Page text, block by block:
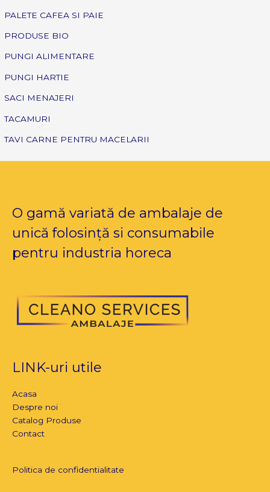
PALETE CAFEA SI PAIE
PRODUSE BIO
PUNGI ALIMENTARE
PUNGI HARTIE
SACI MENAJERI
TACAMURI
TAVI CARNE PENTRU MACELARII
O gamă variată de ambalaje de
unică folosință si consumabile
pentru industria horeca
LINK-uri utile
Acasa
Despre noi
Catalog Produse
Contact
Politica de confidentialitate